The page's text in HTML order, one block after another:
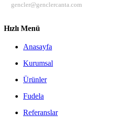
gencler@genclercanta.com
Hızlı Menü
Anasayfa
Kurumsal
Ürünler
Fudela
Referanslar